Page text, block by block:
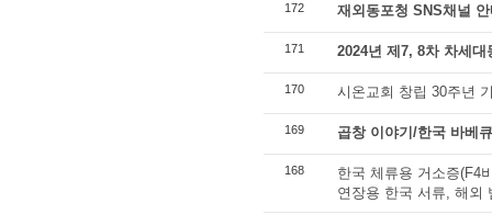
172 재외동포청 SNS채널 안
171 2024년 제7, 8차 차세
170 시온교회 창립 30주년
169 곱창 이야기/한국 바베
168
한국 체류용 거소증(F4
연장용 한국 서류, 해외